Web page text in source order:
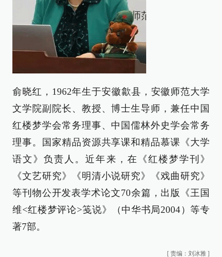
俞晓红，1962年生于安徽歙县，安徽师范大学
文学院副院长、教授、博士生导师，兼任中国
红楼梦学会常务理事、中国儒林外史学会常务
理事。国家精品资源共享课和精品慕课《大学
语文》负责人。近年来，在《红楼梦学刊》
《文艺研究》《明清小说研究》《戏曲研究》
等刊物公开发表学术论文70余篇，出版《王国
维<红楼梦评论>笺说》（中华书局2004）等专
著7部。
[ 责编：刘冰雅 ]